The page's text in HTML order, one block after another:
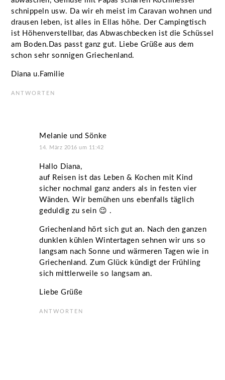
schnippeln usw. Da wir eh meist im Caravan wohnen und
drausen leben, ist alles in Ellas höhe. Der Campingtisch
ist Höhenverstellbar, das Abwaschbecken ist die Schüssel
am Boden.Das passt ganz gut. Liebe Grüße aus dem
schon sehr sonnigen Griechenland.
Diana u.Familie
ANTWORTEN
Melanie und Sönke
14. März 2016 um 11:42
Hallo Diana,
auf Reisen ist das Leben & Kochen mit Kind
sicher nochmal ganz anders als in festen vier
Wänden. Wir bemühen uns ebenfalls täglich
geduldig zu sein 😉 .
Griechenland hört sich gut an. Nach den ganzen
dunklen kühlen Wintertagen sehnen wir uns so
langsam nach Sonne und wärmeren Tagen wie in
Griechenland. Zum Glück kündigt der Frühling
sich mittlerweile so langsam an.
Liebe Grüße
ANTWORTEN